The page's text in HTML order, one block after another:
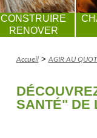
CONSTRUIRE
RENOVER
Accueil> AGIR AU
SANTÉ" DE